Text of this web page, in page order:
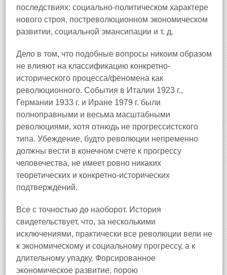
последствиях: социально-политическом характере
нового строя, постреволюционном экономическом
развитии, социальной эмансипации и т. д.
Дело в том, что подобные вопросы никоим образом
не влияют на классификацию конкретно-
исторического процесса/феномена как
революционного. События в Италии 1923 г.,
Германии 1933 г. и Иране 1979 г. были
полноправными и весьма масштабными
революциями, хотя отнюдь не прогрессистского
типа. Убеждение, будто революции непременно
должны вести в конечном счете к прогрессу
человечества, не имеет ровно никаких
теоретических и конкретно-исторических
подтверждений.
Все с точностью до наоборот. История
свидетельствует, что, за несколькими
исключениями, практически все революции вели не
к экономическому и социальному прогрессу, а к
длительному упадку. Форсированное
экономическое развитие, порою